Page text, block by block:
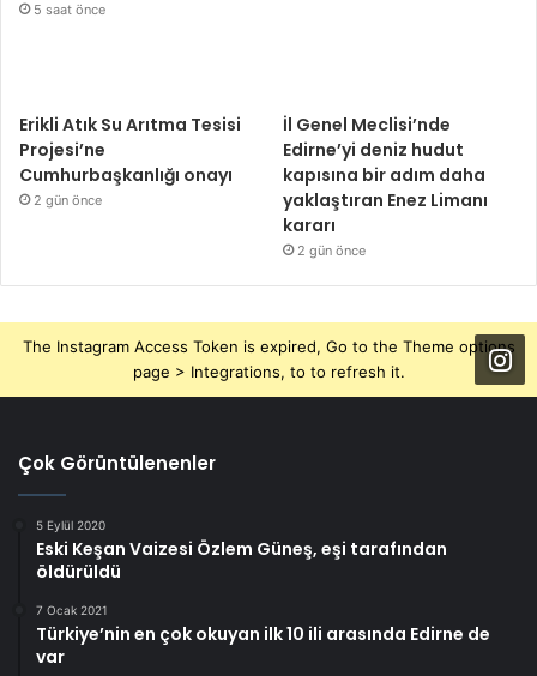
5 saat önce
Erikli Atık Su Arıtma Tesisi
Projesi’ne
Cumhurbaşkanlığı onayı
2 gün önce
İl Genel Meclisi’nde
Edirne’yi deniz hudut
kapısına bir adım daha
yaklaştıran Enez Limanı
kararı
2 gün önce
The Instagram Access Token is expired, Go to the Theme options
page > Integrations, to to refresh it.
Çok Görüntülenenler
5 Eylül 2020
Eski Keşan Vaizesi Özlem Güneş, eşi tarafından
öldürüldü
7 Ocak 2021
Türkiye’nin en çok okuyan ilk 10 ili arasında Edirne de
var